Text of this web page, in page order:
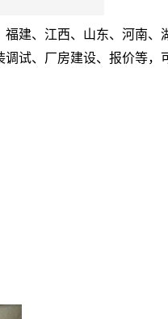
建、江西、山东、河南
试、厂房建设、报价等